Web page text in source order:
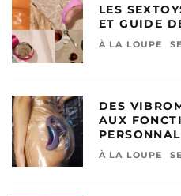
LES
ET GUIDE
À LA LOUPE
DES
AUX
À LA LOUPE